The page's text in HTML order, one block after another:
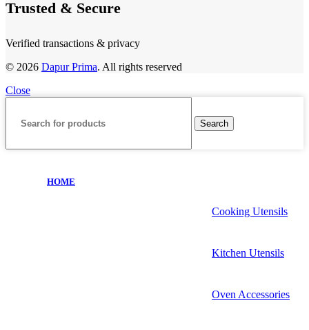
Trusted & Secure
Verified transactions & privacy
© 2026 Dapur Prima. All rights reserved
Close
Search
HOME
Cooking Utensils
Kitchen Utensils
Oven Accessories